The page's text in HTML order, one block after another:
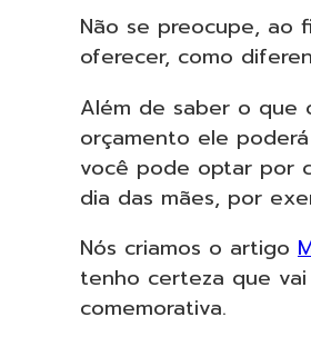
Não se preocupe, ao
oferecer, como
Além de saber o que
orçamento ele
você pode optar por
dia das mães, por
Nós criamos o artigo
tenho certeza que
comemorativa.